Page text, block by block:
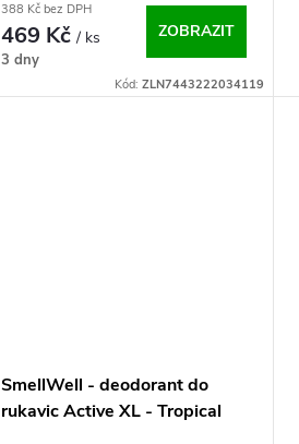
388 Kč bez DPH
469 Kč/ ks
3 dny
ZOBRAZIT
Kód:ZLN7443222034119
SmellWell - deodorant do
rukavic Active XL - Tropical